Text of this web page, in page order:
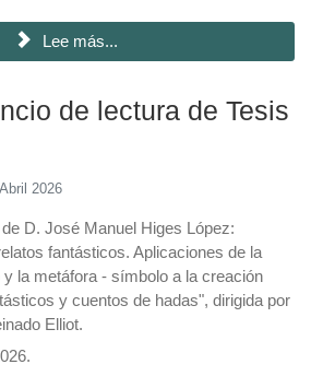
Lee más...
de lectura de Tesis
2026
D. José Manuel Higes López:
fantásticos. Aplicaciones de la
la metáfora - símbolo a la creación
y cuentos de hadas", dirigida por
Elliot.